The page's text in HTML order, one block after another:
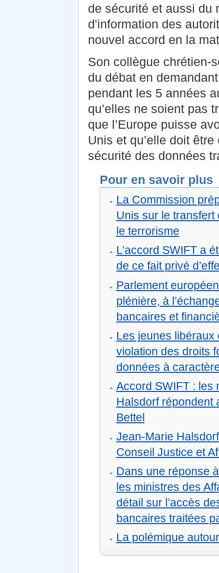
de sécurité et aussi du
d'information des
nouvel accord en la
Son collègue chrétien-
du débat en
pendant les 5 années
qu’elles ne soient pas
que l’Europe puisse
Unis et qu’elle doit
sécurité des données
Pour en savoir plus
La Commission
Unis sur le
le terrorisme
L’accord SWIFT a
de ce fait privé
Parlement
plénière, à
bancaires et
Les jeunes libéraux
violation des droits
données à
Accord SWIFT : les
Halsdorf répondent
Bettel
Jean-Marie
Conseil Justice et
Dans une réponse
les ministres des
détail sur l’accès
bancaires traitées
La polémique